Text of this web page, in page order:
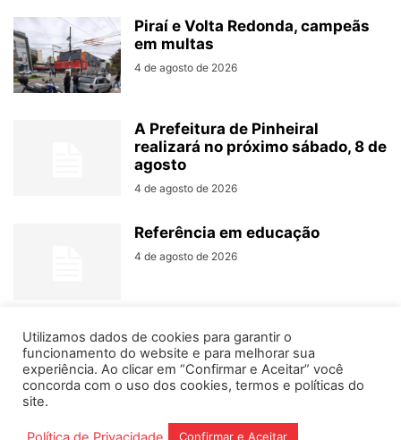
Piraí e Volta Redonda, campeãs
em multas
4 de agosto de 2026
A Prefeitura de Pinheiral
realizará no próximo sábado, 8 de
agosto
4 de agosto de 2026
Referência em educação
4 de agosto de 2026
Home Editorias Coluna Social Grampos
Fale conosco Assinantes
Utilizamos dados de cookies para garantir o
funcionamento do website e para melhorar sua
experiência. Ao clicar em “Confirmar e Aceitar” você
concorda com o uso dos cookies, termos e políticas do
site.
Confirmar e Aceitar